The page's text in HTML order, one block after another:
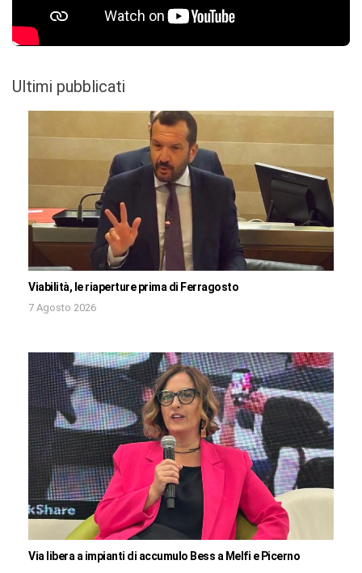
Ultimi pubblicati
Viabilità, le riaperture prima di Ferragosto
7 Agosto 2026
Via libera a impianti di accumulo Bess a Melfi e Picerno